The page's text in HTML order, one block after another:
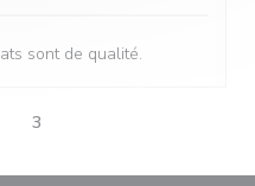
sont de qualité.
3